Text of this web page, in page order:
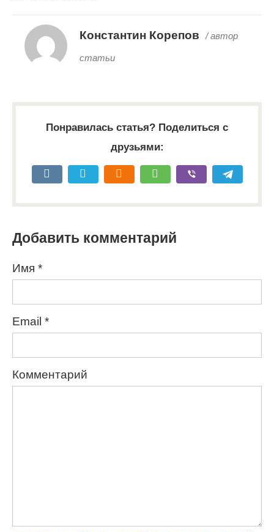
Константин Корепов / автор
статьи
Понравилась статья? Поделиться с
друзьями:
Добавить комментарий
Имя *
Email *
Комментарий